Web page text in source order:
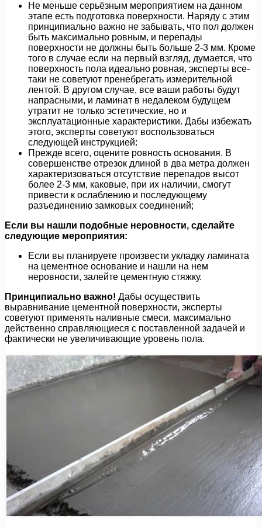
Не меньше серьёзным мероприятием на данном
этапе есть подготовка поверхности. Наряду с этим
принципиально важно не забывать, что пол должен
быть максимально ровным, и перепады
поверхности не должны быть больше 2-3 мм. Кроме
того в случае если на первый взгляд, думается, что
поверхность пола идеально ровная, эксперты все-
таки не советуют пренебрегать измерительной
лентой. В другом случае, все ваши работы будут
напрасными, и ламинат в недалеком будущем
утратит не только эстетические, но и
эксплуатационные характеристики. Дабы избежать
этого, эксперты советуют воспользоваться
следующей инструкцией:
Прежде всего, оцените ровность основания. В
совершенстве отрезок длиной в два метра должен
характеризоваться отсутствие перепадов высот
более 2-3 мм, каковые, при их наличии, смогут
привести к ослаблению и последующему
разъединению замковых соединений;
Если вы нашли подобные неровности, сделайте
следующие мероприятия:
Если вы планируете произвести укладку ламината
на цементное основание и нашли на нем
неровности, залейте цементную стяжку.
Принципиально важно! Дабы осуществить
выравнивание цементной поверхности, эксперты
советуют применять наливные смеси, максимально
действенно справляющиеся с поставленной задачей и
фактически не увеличивающие уровень пола.